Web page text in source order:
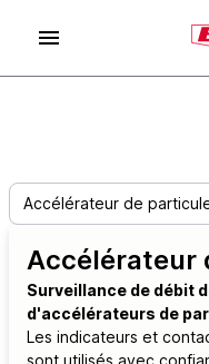
Accélérateur de
Accélérateur
Surveillance de débit
d'accélérateurs de
Les indicateurs et
sont utilisés avec